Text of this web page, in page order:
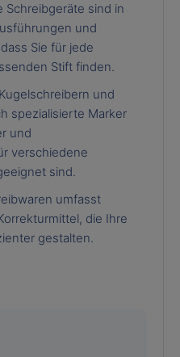
Schreibgeräte sind in
und
Sie für jede
Stift finden.
und
spezialisierte Marker
und
verschiedene
sind.
umfasst
die Ihre
gestalten.